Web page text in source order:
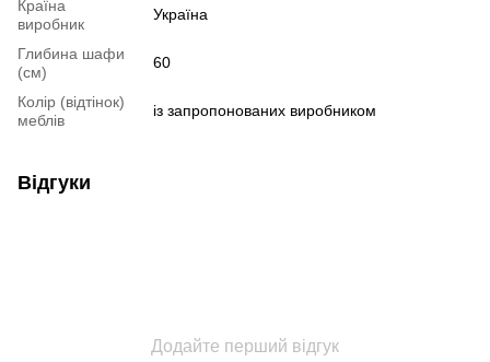
Країна
виробник
Україна
Глибина шафи
(см)
60
Колір (відтінок)
меблів
із запропонованих виробником
Відгуки
Додайте перший відгук